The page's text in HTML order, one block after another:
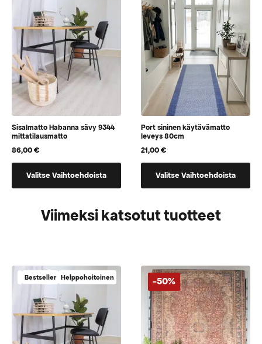
valita
tuotteen
sivulla
voidaan
valita
tuotteen
sivulla
Sisalmatto Habanna sävy 9344
mittatilausmatto
86,00€
Valitse Vaihtoehdoista
tuotteella
vaihtoehtoja,
sivulla
Port sininen käytävämatto
leveys 80cm
21,00€
Valitse Vaihtoehdoista
tuotteella
vaihtoehtoja,
jotka
sivulla
Viimeksi katsotut tuotteet
Bestseller Helppohoitoinen -50%